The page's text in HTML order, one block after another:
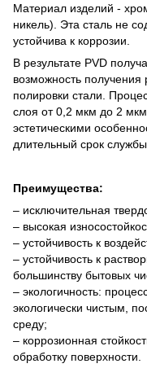
Материал изделий -
никель). Эта сталь не
устойчива к коррозии.
В результате PVD
возможность получения
полировки стали.
слоя от 0,2 мкм до 2
эстетическими
длительный срок службы.
Преимущества:
– исключительная
– высокая
– устойчивость к
– устойчивость к
большинству бытовых
– экологичность:
экологически чистым,
среду;
– коррозионная
обработку поверхности.